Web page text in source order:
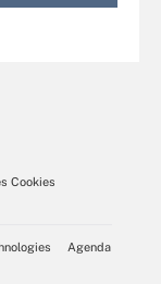
Cookies
Agenda